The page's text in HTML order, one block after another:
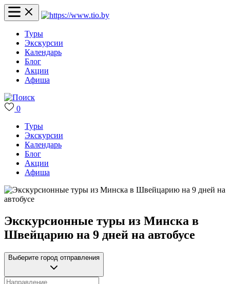
Туры
Экскурсии
Календарь
Блог
Акции
Афиша
0
Туры
Экскурсии
Календарь
Блог
Акции
Афиша
Экскурсионные туры из Минска в
Швейцарию на 9 дней на автобусе
Выберите город отправления